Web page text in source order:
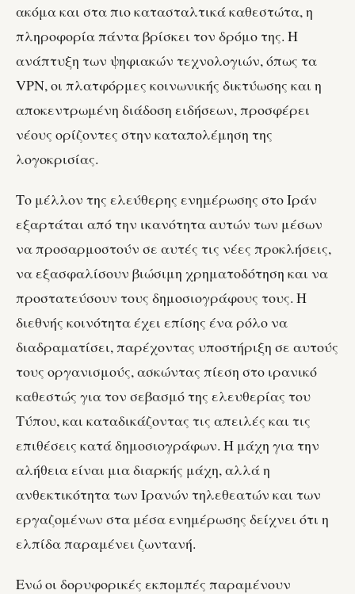
ακόμα και στα πιο κατασταλτικά καθεστώτα, η
πληροφορία πάντα βρίσκει τον δρόμο της. Η
ανάπτυξη των ψηφιακών τεχνολογιών, όπως τα
VPN, οι πλατφόρμες κοινωνικής δικτύωσης και η
αποκεντρωμένη διάδοση ειδήσεων, προσφέρει
νέους ορίζοντες στην καταπολέμηση της
λογοκρισίας.
Το μέλλον της ελεύθερης ενημέρωσης στο Ιράν
εξαρτάται από την ικανότητα αυτών των μέσων
να προσαρμοστούν σε αυτές τις νέες προκλήσεις,
να εξασφαλίσουν βιώσιμη χρηματοδότηση και να
προστατεύσουν τους δημοσιογράφους τους. Η
διεθνής κοινότητα έχει επίσης ένα ρόλο να
διαδραματίσει, παρέχοντας υποστήριξη σε αυτούς
τους οργανισμούς, ασκώντας πίεση στο ιρανικό
καθεστώς για τον σεβασμό της ελευθερίας του
Τύπου, και καταδικάζοντας τις απειλές και τις
επιθέσεις κατά δημοσιογράφων. Η μάχη για την
αλήθεια είναι μια διαρκής μάχη, αλλά η
ανθεκτικότητα των Ιρανών τηλεθεατών και των
εργαζομένων στα μέσα ενημέρωσης δείχνει ότι η
ελπίδα παραμένει ζωντανή.
Ενώ οι δορυφορικές εκπομπές παραμένουν